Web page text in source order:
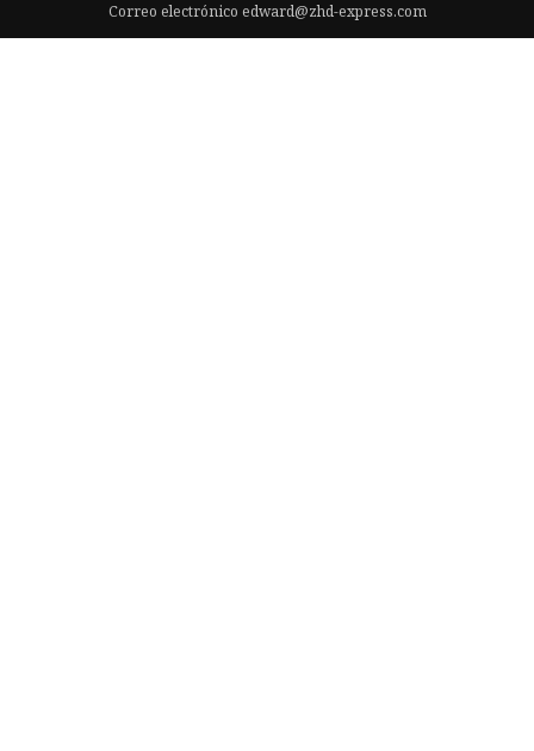
Correo electrónico edward@zhd-express.com